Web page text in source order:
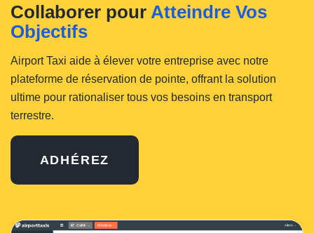
Collaborer pour Atteindre Vos
Objectifs
Airport Taxi aide à élever votre entreprise avec notre
plateforme de réservation de pointe, offrant la solution
ultime pour rationaliser tous vos besoins en transport
terrestre.
ADHÉREZ